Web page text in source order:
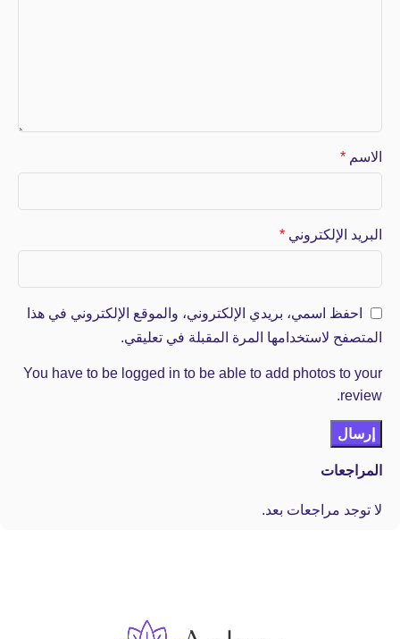
المراجعات
لا توجد مراجعات بعد.
الاسم *
البريد الإلكتروني *
احفظ اسمي، بريدي الإلكتروني، والموقع الإلكتروني في هذا
المتصفح لاستخدامها المرة المقبلة في تعليقي.
You have to be logged in to be able to add photos to your
review.